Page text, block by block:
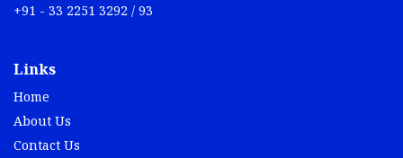
+91 - 33 2251 3292 / 93
Links
Home
About Us
Contact Us